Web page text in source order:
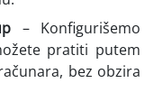
– Konfigurišemo
pratiti putem
bez obzira